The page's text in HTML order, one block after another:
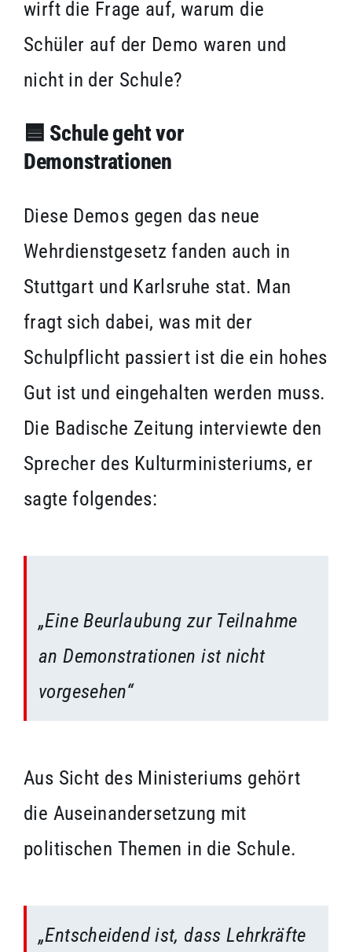
wirft die Frage auf, warum die
Schüler auf der Demo waren und
nicht in der Schule?
🟦 Schule geht vor
Demonstrationen
Diese Demos gegen das neue
Wehrdienstgesetz fanden auch in
Stuttgart und Karlsruhe stat. Man
fragt sich dabei, was mit der
Schulpflicht passiert ist die ein hohes
Gut ist und eingehalten werden muss.
Die Badische Zeitung interviewte den
Sprecher des Kulturministeriums, er
sagte folgendes:
„Eine Beurlaubung zur Teilnahme
an Demonstrationen ist nicht
vorgesehen“
Aus Sicht des Ministeriums gehört
die Auseinandersetzung mit
politischen Themen in die Schule.
„Entscheidend ist, dass Lehrkräfte